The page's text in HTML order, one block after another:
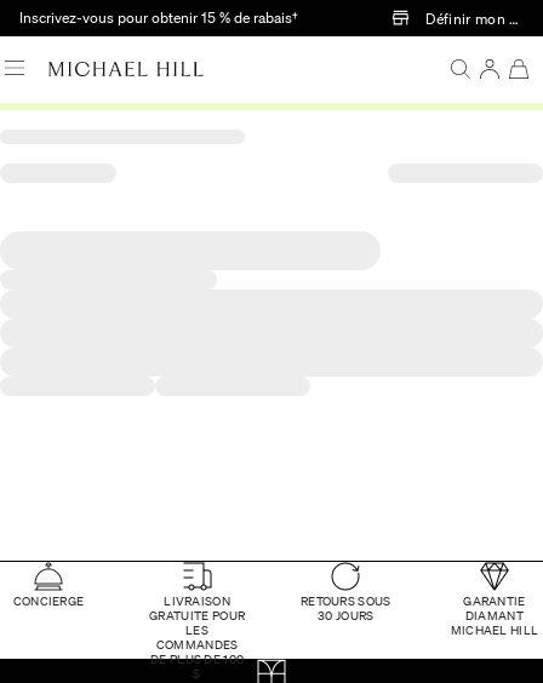
Passer au contenu principal
Inscrivez-vous pour obtenir 15 % de rabais† Définir mon
CONCIERGE
LIVRAISON
GRATUITE POUR
LES
COMMANDES
DE PLUS DE 100
$
RETOURS SOUS
30 JOURS
GARANTIE
DIAMANT
MICHAEL HILL